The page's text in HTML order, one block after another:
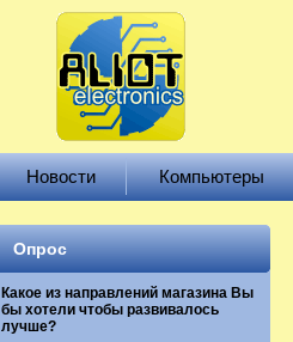
Новости Компьютеры
Опрос
Какое из направлений магазина Вы
бы хотели чтобы развивалось
лучше?